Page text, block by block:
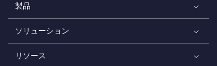
製品
ソリューション
リソース